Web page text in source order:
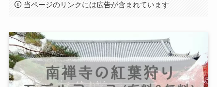
当ページのリンクには広告が含まれています